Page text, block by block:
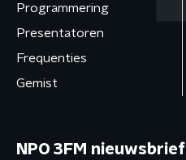
Programmering
Presentatoren
Frequenties
Gemist
NPO 3FM nieuwsbrief